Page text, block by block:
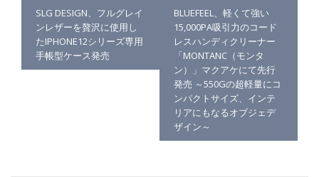
SLG DESIGN、フルグレイ
ンレザーを贅沢に使用し
たIPHONE12シリーズ専用
手帳型ケース発売
BLUEFEEL、軽くて強い
15,000PA吸引力のコード
レスハンディクリーナー
「MONTANC（モンタ
ン）」マクアケにて先行
発売 ～550Gの超軽量にコ
ンパクトサイズ、インテ
リアにもなるオブジェデ
ザイン～